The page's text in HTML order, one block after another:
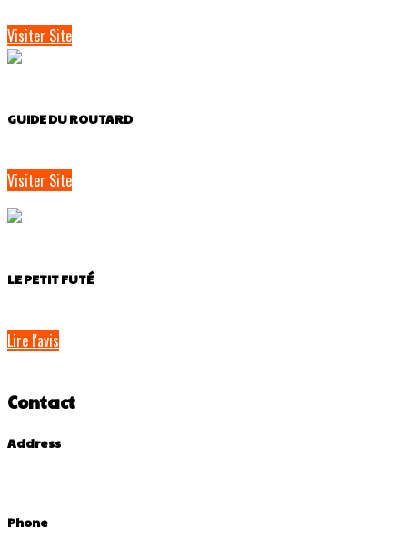
Visiter Site
GUIDE DU ROUTARD
Visiter Site
LE PETIT FUTÉ
Lire l'avis
Contact
Address
Phone